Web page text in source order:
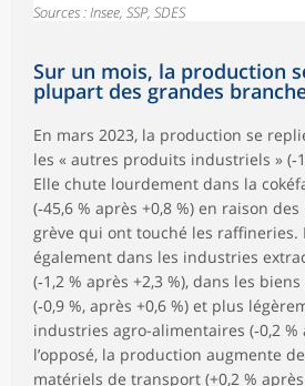
Sources : Insee, SSP, SDES
Sur un mois, la production
plupart des grandes
En mars 2023, la production se
les « autres produits industriels »
Elle chute lourdement dans la
(‑45,6 % après +0,8 %) en raison
grève qui ont touché les raffineries.
également dans les industries
(‑1,2 % après +2,3 %), dans les
(‑0,9 %, après +0,6 %) et plus
industries agro-alimentaires (‑0,2 %
l’opposé, la production augmente
matériels de transport (+0,2 %